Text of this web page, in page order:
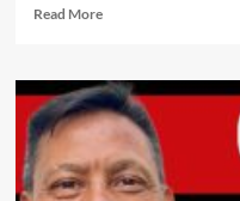
falta
se
vuelve
política
de
Estado”
Read MoreRead
El
Quehacer
Político
través///Jose
Alberto